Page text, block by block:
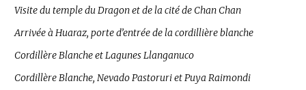
Visite du temple du Dragon et de la cité de Chan Chan
Arrivée à Huaraz, porte d’entrée de la cordillière blanche
Cordillère Blanche et Lagunes Llanganuco
Cordillère Blanche, Nevado Pastoruri et Puya Raimondi